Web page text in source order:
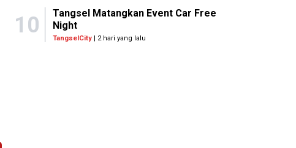
10
Tangsel Matangkan Event Car Free
Night
TangselCity| 2 hari yang lalu